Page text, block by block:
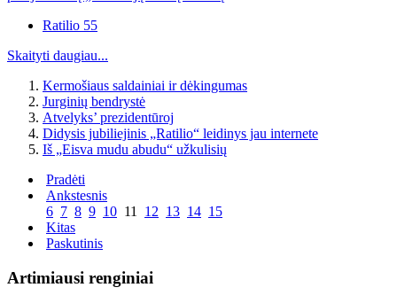
Ratilio 55
Skaityti daugiau...
Kermošiaus saldainiai ir dėkingumas
Jurginių bendrystė
Atvelyks’ prezidentūroj
Didysis jubiliejinis „Ratilio“ leidinys jau internete
Iš „Eisva mudu abudu“ užkulisių
Pradėti
Ankstesnis
6 7 8 9 10 11 12 13 14 15
Kitas
Paskutinis
Artimiausi renginiai